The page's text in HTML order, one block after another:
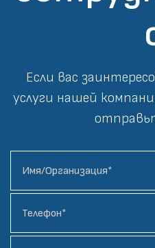
Если вас
услуги нашей